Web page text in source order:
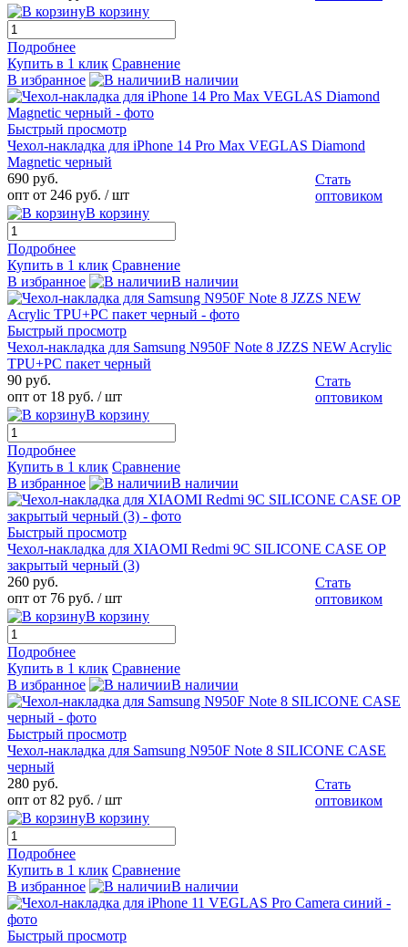
В корзину
Подробнее
Купить в 1 клик Сравнение
В избранное
В наличии
Быстрый просмотр
Чехол-накладка для iPhone 14 Pro Max VEGLAS Diamond
Magnetic черный
690 руб.
опт от 246 руб. / шт
Стать
оптовиком
В корзину
Подробнее
Купить в 1 клик Сравнение
В избранное
В наличии
Быстрый просмотр
Чехол-накладка для Samsung N950F Note 8 JZZS NEW Acrylic
TPU+PC пакет черный
90 руб.
опт от 18 руб. / шт
Стать
оптовиком
В корзину
Подробнее
Купить в 1 клик Сравнение
В избранное
В наличии
Быстрый просмотр
Чехол-накладка для XIAOMI Redmi 9C SILICONE CASE OP
закрытый черный (3)
260 руб.
опт от 76 руб. / шт
Стать
оптовиком
В корзину
Подробнее
Купить в 1 клик Сравнение
В избранное
В наличии
Быстрый просмотр
Чехол-накладка для Samsung N950F Note 8 SILICONE CASE
черный
280 руб.
опт от 82 руб. / шт
Стать
оптовиком
В корзину
Подробнее
Купить в 1 клик Сравнение
В избранное
В наличии
Быстрый просмотр